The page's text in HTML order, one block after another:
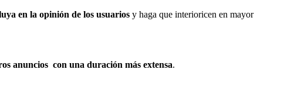
en la opinión de los usuarios y haga que interioricen en mayor
anuncios con una duración más extensa.